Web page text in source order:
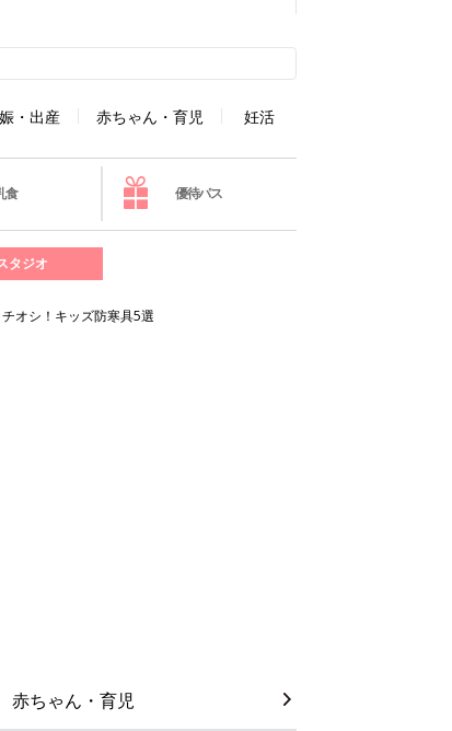
・出産 赤ちゃん・育児 妊活
食 優待パス
タジオ
オシ！キッズ防寒具5選
赤ちゃん・育児